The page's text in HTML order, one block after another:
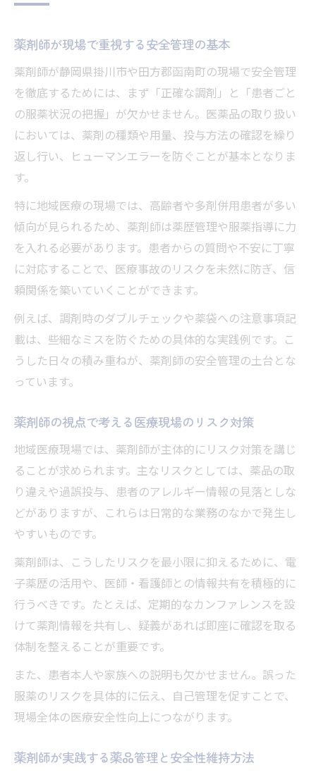
薬剤師が現場で重視する安全管理の基本
薬剤師が静岡県掛川市や田方郡函南町の現場で安全管理
を徹底するためには、まず「正確な調剤」と「患者ごと
の服薬状況の把握」が欠かせません。医薬品の取り扱い
においては、薬剤の種類や用量、投与方法の確認を繰り
返し行い、ヒューマンエラーを防ぐことが基本となりま
す。
特に地域医療の現場では、高齢者や多剤併用患者が多い
傾向が見られるため、薬剤師は薬歴管理や服薬指導に力
を入れる必要があります。患者からの質問や不安に丁寧
に対応することで、医療事故のリスクを未然に防ぎ、信
頼関係を築いていくことができます。
例えば、調剤時のダブルチェックや薬袋への注意事項記
載は、些細なミスを防ぐための具体的な実践例です。こ
うした日々の積み重ねが、薬剤師の安全管理の土台とな
っています。
薬剤師の視点で考える医療現場のリスク対策
地域医療現場では、薬剤師が主体的にリスク対策を講じ
ることが求められます。主なリスクとしては、薬品の取
り違えや過誤投与、患者のアレルギー情報の見落としな
どがありますが、これらは日常的な業務のなかで発生し
やすいものです。
薬剤師は、こうしたリスクを最小限に抑えるために、電
子薬歴の活用や、医師・看護師との情報共有を積極的に
行うべきです。たとえば、定期的なカンファレンスを設
けて薬剤情報を共有し、疑義があれば即座に確認を取る
体制を整えることが重要です。
また、患者本人や家族への説明も欠かせません。誤った
服薬のリスクを具体的に伝え、自己管理を促すことで、
現場全体の医療安全性向上につながります。
薬剤師が実践する薬品管理と安全性維持方法